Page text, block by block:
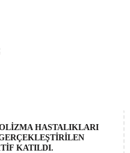
HASTALIKLARI
KATILDI.